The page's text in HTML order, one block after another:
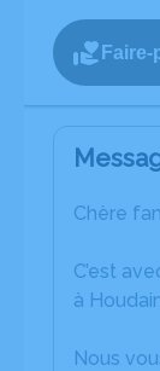
Faire-
Chère
C’est
à
Nous